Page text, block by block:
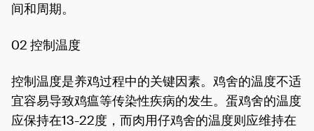
间和周期。
02 控制温度
控制温度是养鸡过程中的关键因素。鸡舍的温度不适
宜容易导致鸡瘟等传染性疾病的发生。蛋鸡舍的温度
应保持在13-22度，而肉用仔鸡舍的温度则应维持在